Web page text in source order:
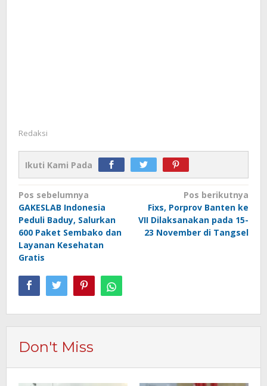
Redaksi
Ikuti Kami Pada
Navigasi
pos
Pos sebelumnya
GAKESLAB Indonesia
Peduli Baduy, Salurkan
600 Paket Sembako dan
Layanan Kesehatan
Gratis
Pos berikutnya
Fixs, Porprov Banten ke
VII Dilaksanakan pada 15-
23 November di Tangsel
Don't Miss